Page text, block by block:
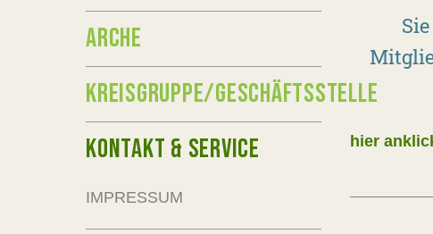
hier
ARCHE
KREISGRUPPE/GESCHÄFTSSTELLE
KONTAKT & SERVICE
IMPRESSUM